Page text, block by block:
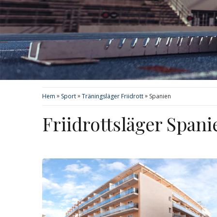
Hem » Sport»Träningsläger Friidrott» Spanien
Friidrottsläger